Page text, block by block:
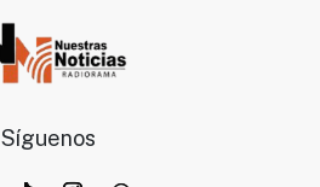
Síguenos